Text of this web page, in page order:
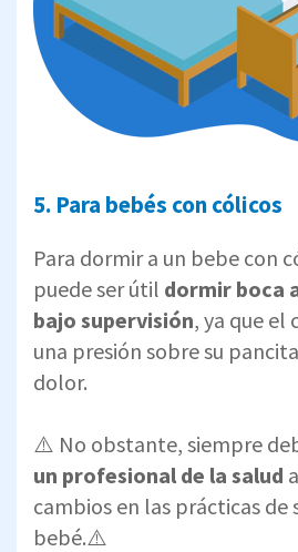
5. Para bebés con cólicos
Para dormir a un bebe con
puede ser útil dormir boca
bajo supervisión, ya que el
una presión sobre su
dolor.
⚠️ No obst​​ante, siempre
un profesional de la salud
cambios en las prácticas de
bebé.⚠️